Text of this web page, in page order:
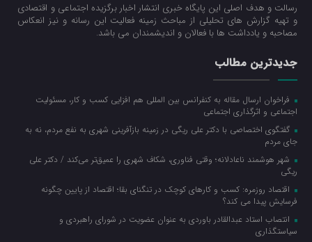
رسالت و هدف اصلی این پایگاه خبری انتشار اخبار برگزیده اجتماعی و اقتصادی
و تهیه گزارش های تحلیلی از مباحث زمینه فعالیت این رسانه و نیز انعکاس
مصاحبه و یادداشت ها با فعالان و اندیشمندان می باشد.
جدیدترین مطالب
فراخوان ارسال مقاله به کنفرانس بین المللی هم افزایی کسب و کار، مسئولیت
اجتماعی و اثرگذاری اجتماعی
گفتگوی اختصاصی با دکتر علی ریگی در زمینه بازآفرینی شهری به نفع مردم، نه به
جای مردم
شهر هوشمند ناعادلانه؛ وقتی فناوری، شکاف شهری را عمیق‌تر می‌کند / دکتر علی
ریگی
اقتصاد روزمره: کسب‌ و کارهای کوچک در تنگنای بقا؛ اقتصاد از پایین چگونه
فرسایش پیدا می کند؟
انتصاب استاد عبدالقادر باوردی به عنوان عضویت در شورای راهبردی و
سیاستگذاری